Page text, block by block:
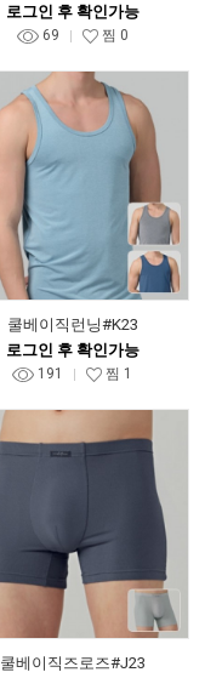
로그인 후 확인가능
69 찜 0
쿨베이직런닝#K23
로그인 후 확인가능
191 찜 1
쿨베이직즈로즈#J23